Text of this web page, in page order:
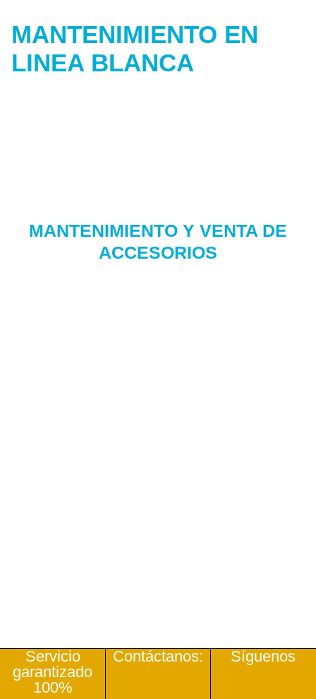
MANTENIMIENTO EN
LINEA BLANCA
MANTENIMIENTO Y VENTA DE
ACCESORIOS
Servicio
garantizado
100%
Contáctanos: Síguenos